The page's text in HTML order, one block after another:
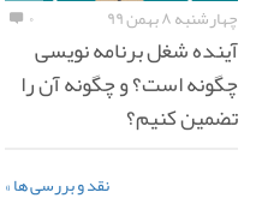
چهارشنبه ۸ بهمن ۹۹ ۰
آینده شغل برنامه نویسی
چگونه است؟ و چگونه آن را
تضمین کنیم؟
نقد و بررسی ها »